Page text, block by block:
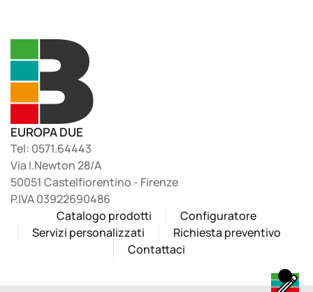
EUROPA DUE
Tel: 0571.64443
Via I.Newton 28/A
50051 Castelfiorentino - Firenze
P.IVA 03922690486
Catalogo prodotti
Configuratore
Servizi personalizzati
Richiesta preventivo
Contattaci